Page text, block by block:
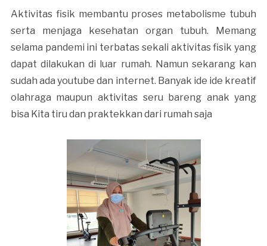
Aktivitas fisik membantu proses metabolisme tubuh
serta menjaga kesehatan organ tubuh. Memang
selama pandemi ini terbatas sekali aktivitas fisik yang
dapat dilakukan di luar rumah. Namun sekarang kan
sudah ada youtube dan internet. Banyak ide ide kreatif
olahraga maupun aktivitas seru bareng anak yang
bisa Kita tiru dan praktekkan dari rumah saja